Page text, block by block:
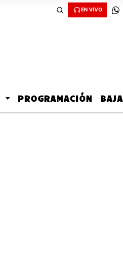
EN VIVO
PROGRAMACIÓN